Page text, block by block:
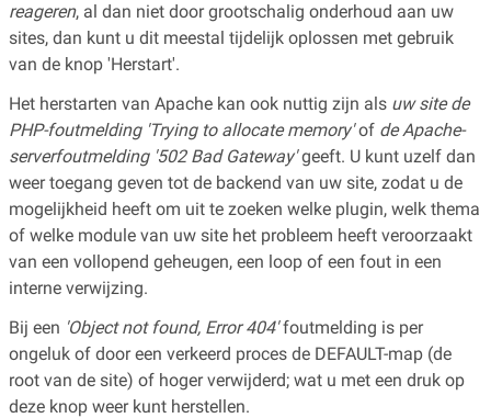
reageren, al dan niet door grootschalig onderhoud aan uw
sites, dan kunt u dit meestal tijdelijk oplossen met gebruik
van de knop 'Herstart'.
Het herstarten van Apache kan ook nuttig zijn als uw site de
PHP-foutmelding 'Trying to allocate memory'of de Apache-
serverfoutmelding '502 Bad Gateway'geeft. U kunt uzelf dan
weer toegang geven tot de backend van uw site, zodat u de
mogelijkheid heeft om uit te zoeken welke plugin, welk thema
of welke module van uw site het probleem heeft veroorzaakt
van een vollopend geheugen, een loop of een fout in een
interne verwijzing.
Bij een 'Object not found, Error 404'foutmelding is per
ongeluk of door een verkeerd proces de DEFAULT-map (de
root van de site) of hoger verwijderd; wat u met een druk op
deze knop weer kunt herstellen.